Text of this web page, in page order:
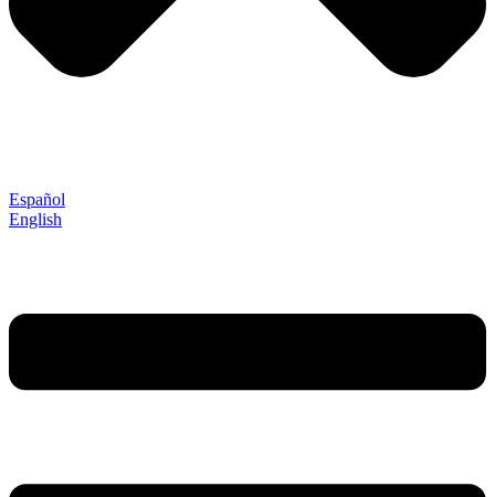
Español
English